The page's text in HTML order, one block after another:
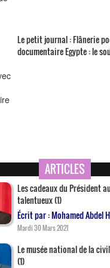
Le petit journal : Flânerie
documentaire Egypte : le
ARTICLES
Les cadeaux du Président
talentueux (1)
Écrit par : Mohamed Abdel
Mardi 30 Mars 2021
Le musée national de la
(1)